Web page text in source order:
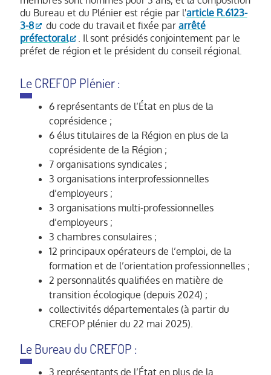
du Bureau et du Plénier est régie par l'article R.6123-
3-8
du code du travail et fixée par arrêté
préfectoral
. Il sont présidés conjointement par le
préfet de région et le président du conseil régional.
Le CREFOP Plénier :
6 représentants de l’État en plus de la
coprésidence ;
6 élus titulaires de la Région en plus de la
coprésidente de la Région ;
7 organisations syndicales ;
3 organisations interprofessionnelles
d’employeurs ;
3 organisations multi-professionnelles
d’employeurs ;
3 chambres consulaires ;
12 principaux opérateurs de l’emploi, de la
formation et de l’orientation professionnelles ;
2 personnalités qualifiées en matière de
transition écologique (depuis 2024) ;
collectivités départementales (à partir du
CREFOP plénier du 22 mai 2025).
Le Bureau du CREFOP :
3 représentants de l’État en plus de la